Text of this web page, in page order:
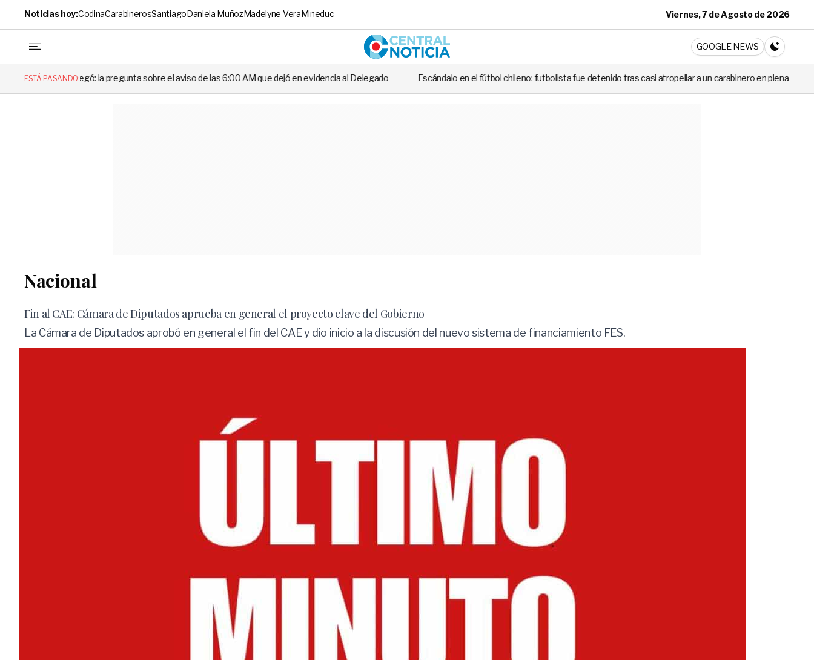
Noticias hoy:CodinaCarabinerosSantiagoDaniela MuñozMadelyne VeraMineduc Viernes, 7 de Agosto de 2026
Central Noticia
GOOGLE NEWS
CAMBIA A
ESTÁ PASANDO:
la pregunta sobre el aviso de las 6:00 AM que dejó en evidencia al Delegado Escándalo en el fútbol chileno: futbolista fue detenido tras casi atropellar a un carabinero en plena fiscalización
Nacional
Fin al CAE: Cámara de Diputados aprueba en general el proyecto clave del Gobierno
La Cámara de Diputados aprobó en general el fin del CAE y dio inicio a la discusión del nuevo sistema de financiamiento FES.